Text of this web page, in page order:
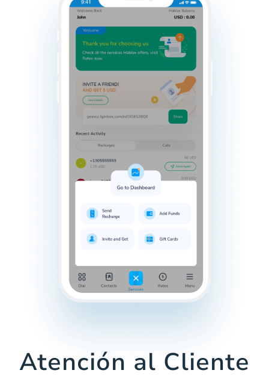
Atención al Cliente